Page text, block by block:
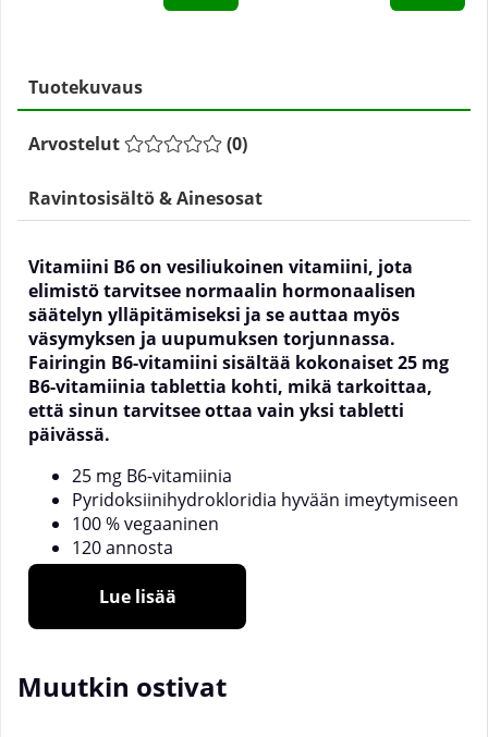
Tuotekuvaus
Arvostelut (0)
Ravintosisältö & Ainesosat
Vitamiini B6 on vesiliukoinen vitamiini, jota
elimistö tarvitsee normaalin hormonaalisen
säätelyn ylläpitämiseksi ja se auttaa myös
väsymyksen ja uupumuksen torjunnassa.
Fairingin B6-vitamiini sisältää kokonaiset 25 mg
B6-vitamiinia tablettia kohti, mikä tarkoittaa,
että sinun tarvitsee ottaa vain yksi tabletti
päivässä.
25 mg B6-vitamiinia
Pyridoksiinihydrokloridia hyvään imeytymiseen
100 % vegaaninen
120 annosta
Vitamiini B6 on välttämätön vitamiini. Elimistö ei
tultava ruoasta. Koska se on vesiliukoinen vitamiini,
määrin, joten vitamiinia on saatava päivittäin. Tämä
Lue lisää
Muutkin ostivat